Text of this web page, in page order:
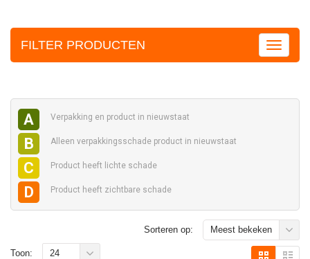
FILTER PRODUCTEN
A Verpakking en product in nieuwstaat
B Alleen verpakkingsschade product in nieuwstaat
C Product heeft lichte schade
D Product heeft zichtbare schade
Sorteren op: Meest bekeken
Toon: 24